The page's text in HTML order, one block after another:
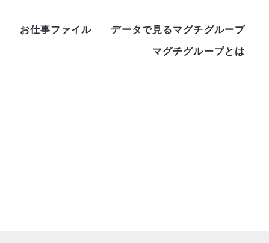
お仕事ファイル データで見るマグチグループ
マグチグループとは